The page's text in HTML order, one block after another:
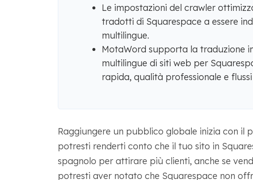
Le impostazioni del crawler
tradotti di Squarespace a essere
multilingue.
MotaWord supporta la traduzione
multilingue di siti web per
rapida, qualità professionale e
Raggiungere un pubblico globale inizia con il
potresti renderti conto che il tuo sito in
spagnolo per attirare più clienti, anche se
potresti aver notato che Squarespace non